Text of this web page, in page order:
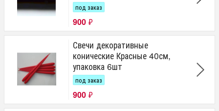
под заказ
900 ₽
Свечи декоративные
конические Красные 40см,
упаковка 6шт
под заказ
900 ₽